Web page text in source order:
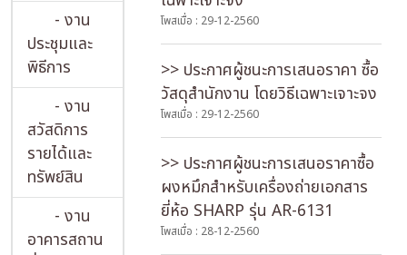
- งาน
ประชุมและ
พิธีการ
- งาน
สวัสดิการ
รายได้และ
ทรัพย์สิน
- งาน
อาคารสถาน
โพสเมื่อ : 29-12-2560
>> ประกาศผู้ชนะการเสนอราคา ซื้อ
วัสดุสำนักงาน โดยวิธีเฉพาะเจาะจง
โพสเมื่อ : 29-12-2560
>> ประกาศผู้ชนะการเสนอราคาซื้อ
ผงหมึกสำหรับเครื่องถ่ายเอกสาร
ยี่ห้อ SHARP รุ่น AR-6131
โพสเมื่อ : 28-12-2560